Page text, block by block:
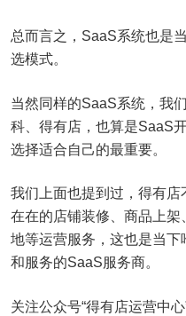
总而言之，SaaS系统也是
选模式。
当然同样的SaaS系统，我
科、得有店，也算是SaaS
选择适合自己的最重要。
我们上面也提到过，得有
在在的店铺装修、商品上
地等运营服务，这也是当
和服务的SaaS服务商。
关注公众号“得有店运营中